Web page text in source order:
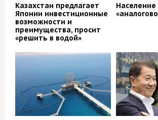
Казахстан предлагает
Японии инвестиционные
возможности и
преимущества, просит
«решить в водой»
Население